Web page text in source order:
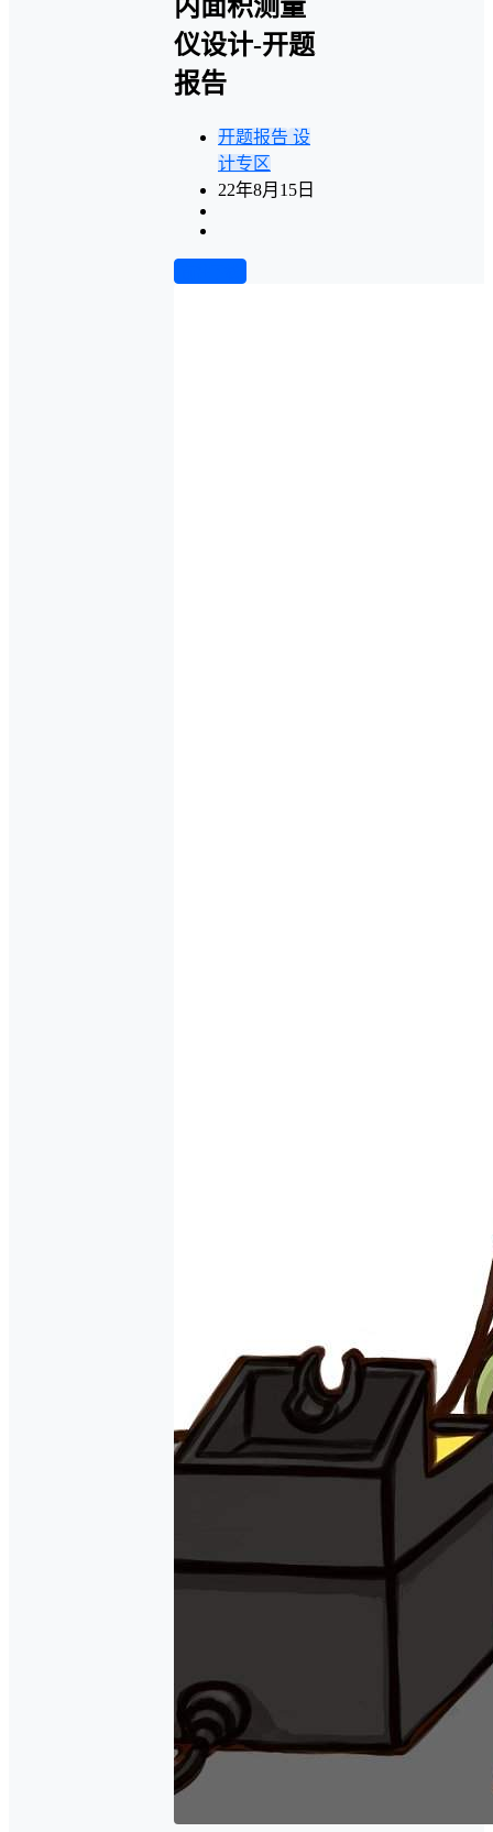
内面积测量
仪设计-开题
报告
开题报告 设
计专区
22年8月15日